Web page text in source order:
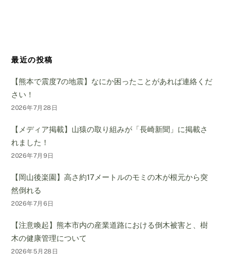
最近の投稿
【熊本で震度7の地震】なにか困ったことがあれば連絡くだ
さい！
2026年7月28日
【メディア掲載】山猿の取り組みが「長崎新聞」に掲載さ
れました！
2026年7月9日
【岡山後楽園】高さ約17メートルのモミの木が根元から突
然倒れる
2026年7月6日
【注意喚起】熊本市内の産業道路における倒木被害と、樹
木の健康管理について
2026年5月28日